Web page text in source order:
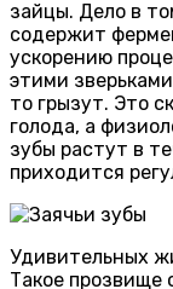
зайцы. Дело в
содержит
ускорению
этими
то грызут. Это
голода, а
зубы растут в
приходится
Удивительных
Такое прозвище